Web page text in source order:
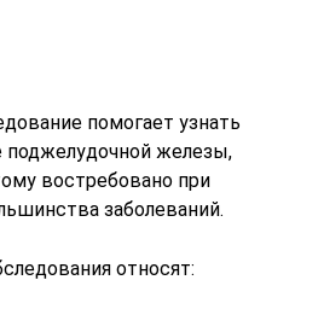
помогает узнать
поджелудочной железы,
востребовано при
заболеваний.
относят: